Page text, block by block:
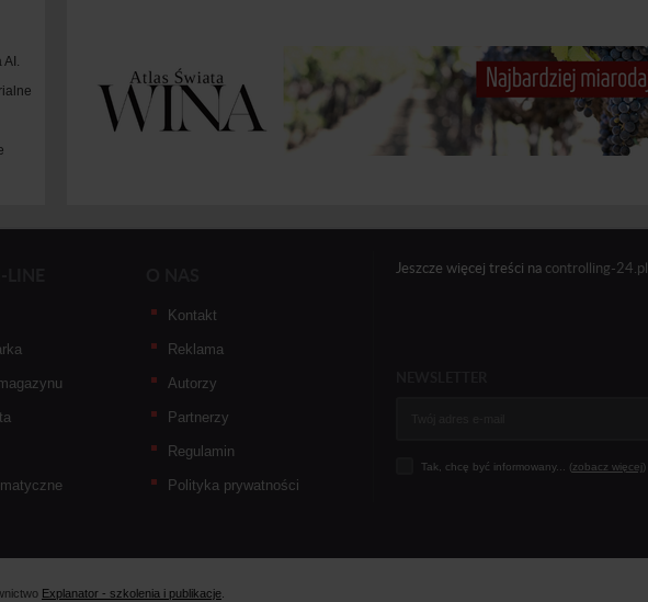
Kontakt
Reklama
Autorzy
Partnerzy
Regulamin
Polityka prywatności
Jeszcze więcej treści na controlling-24.pl
Tak, chcę być informowany... (zobacz więcej)
Explanator - szkolenia i publikacje